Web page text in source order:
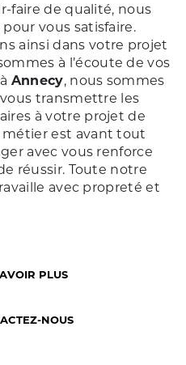
faire de qualité, nous
vous satisfaire.
ainsi dans votre projet
à l’écoute de vos
Annecy, nous sommes
transmettre les
à votre projet de
métier est avant tout
avec vous renforce
réussir. Toute notre
avec propreté et
PLUS
NOUS